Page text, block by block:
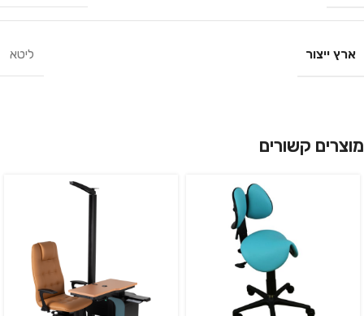
ארץ ייצור ליטא
מוצרים קשורים